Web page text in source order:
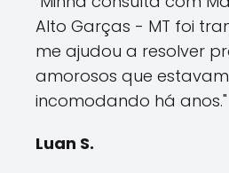
Alto Garças - MT foi
me ajudou a resolver
amorosos que
incomodando há anos."
Luan S.